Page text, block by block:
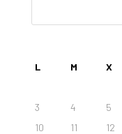
L M X
3
4 5
10
11 12